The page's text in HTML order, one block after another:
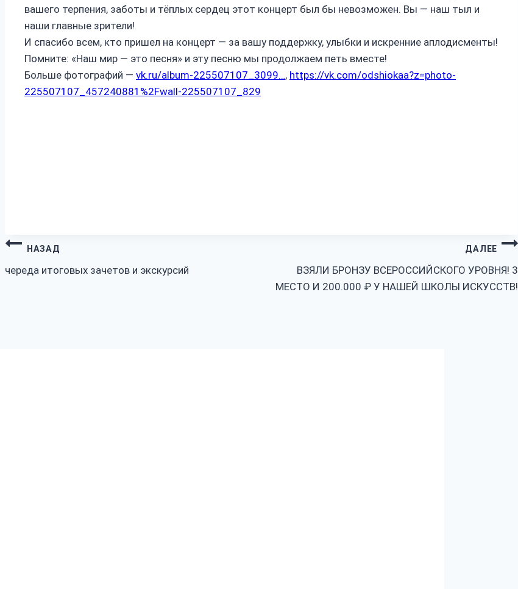
вашего терпения, заботы и тёплых сердец этот концерт был бы невозможен. Вы — наш тыл и
наши главные зрители!
И спасибо всем, кто пришел на концерт — за вашу поддержку, улыбки и искренние аплодисменты!
Помните: «Наш мир — это песня» и эту песню мы продолжаем петь вместе!
Больше фотографий — vk.ru/album-225507107_3099…, https://vk.com/odshiokaa?z=photo-
225507107_457240881%2Fwall-225507107_829
Навигация
по
НАЗАД
череда итоговых зачетов и экскурсий
ДАЛЕЕ
ВЗЯЛИ БРОНЗУ ВСЕРОССИЙСКОГО УРОВНЯ! 3
МЕСТО И 200.000 ₽ У НАШЕЙ ШКОЛЫ ИСКУССТВ!